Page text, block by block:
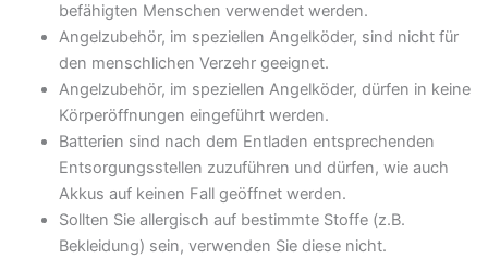
befähigten Menschen verwendet werden.
Angelzubehör, im speziellen Angelköder, sind nicht für
den menschlichen Verzehr geeignet.
Angelzubehör, im speziellen Angelköder, dürfen in keine
Körperöffnungen eingeführt werden.
Batterien sind nach dem Entladen entsprechenden
Entsorgungsstellen zuzuführen und dürfen, wie auch
Akkus auf keinen Fall geöffnet werden.
Sollten Sie allergisch auf bestimmte Stoffe (z.B.
Bekleidung) sein, verwenden Sie diese nicht.